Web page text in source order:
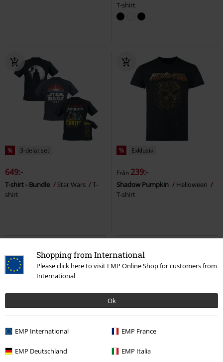
Shopping from International
Please click here to visit EMP Online Shop for customers from
International
Ok
EMP International EMP France
EMP Deutschland EMP Italia
T-shirt
% 3-delat set
649:-
T-shirt - Bundle Star Wars
T-
shirt
% Exklusiv
Från 239:-
Shadow Pumpkin
Helloween
T-shirt
329:-